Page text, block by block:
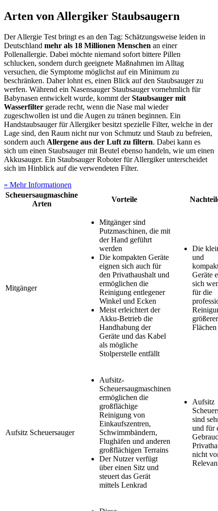
Arten von Allergiker Staubsaugern
Der Allergie Test bringt es an den Tag: Schätzungsweise leiden in
Deutschland mehr als 18 Millionen Menschen an einer
Pollenallergie. Dabei möchte niemand sofort bittere Pillen
schlucken, sondern durch geeignete Maßnahmen im Alltag
versuchen, die Symptome möglichst auf ein Minimum zu
beschränken. Daher lohnt es, einen Blick auf den Staubsauger zu
werfen. Während ein Nasensauger Staubsauger vornehmlich für
Babynasen entwickelt wurde, kommt derStaubsauger mit
Wasserfilter gerade recht, wenn die Nase mal wieder
zugeschwollen ist und die Augen zu tränen beginnen. Ein
Handstaubsauger für Allergiker besitzt spezielle Filter, welche in der
Lage sind, den Raum nicht nur von Schmutz und Staub zu befreien,
sondern auch Allergene aus der Luft zu filtern. Dabei kann es
sich um einen Staubsauger mit Beutel ebenso handeln, wie um einen
Akkusauger. Ein Staubsauger Roboter für Allergiker unterscheidet
sich im Hinblick auf die verwendeten Filter.
» Mehr Informationen
Scheuersaugmaschine
Arten
Vorteile
Mitgänger
Mitgänger sind
Putzmaschinen, die mit
der Hand geführt
werden
Die kompakten Geräte
eignen sich auch für
den Privathaushalt und
ermöglichen die
Reinigung entlegener
Winkel und Ecken
Meist erleichtert der
Akku-Betrieb die
Handhabung der
Geräte und das Kabel
als mögliche
Stolperstelle entfällt
Die
und
Geräte
sich
für die
größerer
Flächen
Aufsitz Scheuersauger
Aufsitz-
Scheuersaugmaschinen
ermöglichen die
großflächige
Reinigung von
Einkaufszentren,
Schwimmbändern,
Flughäfen und anderen
großflächigen Terrains
Der Nutzer verfügt
über einen Sitz und
steuert das Gerät
mittels Lenkrad
Aufsitz
sind
und für
nicht